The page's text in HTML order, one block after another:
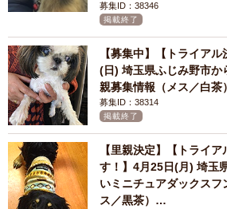
募集ID：38346
掲載終了
【募集中】【トライア
(日) 埼玉県ふじみ野市か
親募集情報（メス／白茶
募集ID：38314
掲載終了
【里親決定】【トライ
す！】4月25日(月) 埼玉
いミニチュアダックス
ス／黒茶）…